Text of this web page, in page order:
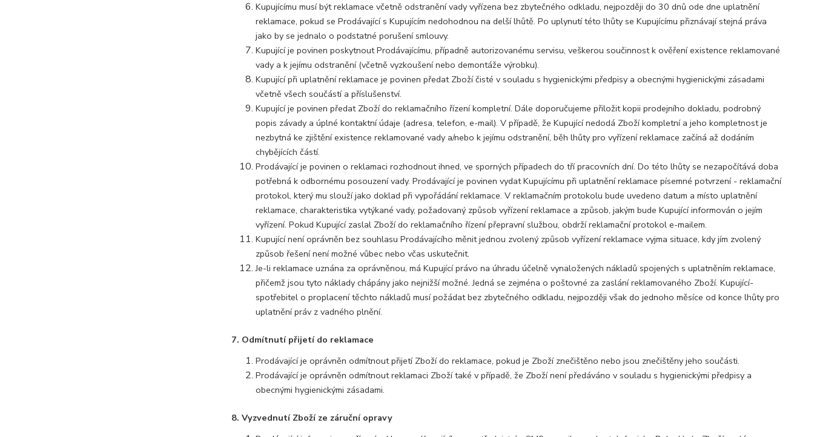
Kupujícímu musí být reklamace včetně odstranění vady vyřízena bez zbytečného odkladu, nejpozději do 30 dnů ode dne uplatnění
reklamace, pokud se Prodávající s Kupujícím nedohodnou na delší lhůtě. Po uplynutí této lhůty se Kupujícímu přiznávají stejná práva
jako by se jednalo o podstatné porušení smlouvy.
Kupující je povinen poskytnout Prodávajícímu, případně autorizovanému servisu, veškerou součinnost k ověření existence reklamované
vady a k jejímu odstranění (včetně vyzkoušení nebo demontáže výrobku).
Kupující při uplatnění reklamace je povinen předat Zboží čisté v souladu s hygienickými předpisy a obecnými hygienickými zásadami
včetně všech součástí a příslušenství.
Kupující je povinen předat Zboží do reklamačního řízení kompletní. Dále doporučujeme přiložit kopii prodejního dokladu, podrobný
popis závady a úplné kontaktní údaje (adresa, telefon, e-mail). V případě, že Kupující nedodá Zboží kompletní a jeho kompletnost je
nezbytná ke zjištění existence reklamované vady a/nebo k jejímu odstranění, běh lhůty pro vyřízení reklamace začíná až dodáním
chybějících částí.
Prodávající je povinen o reklamaci rozhodnout ihned, ve sporných případech do tří pracovních dní. Do této lhůty se nezapočítává doba
potřebná k odbornému posouzení vady. Prodávající je povinen vydat Kupujícímu při uplatnění reklamace písemné potvrzení - reklamační
protokol, který mu slouží jako doklad při vypořádání reklamace. V reklamačním protokolu bude uvedeno datum a místo uplatnění
reklamace, charakteristika vytýkané vady, požadovaný způsob vyřízení reklamace a způsob, jakým bude Kupující informován o jejím
vyřízení. Pokud Kupující zaslal Zboží do reklamačního řízení přepravní službou, obdrží reklamační protokol e-mailem.
Kupující není oprávněn bez souhlasu Prodávajícího měnit jednou zvolený způsob vyřízení reklamace vyjma situace, kdy jím zvolený
způsob řešení není možné vůbec nebo včas uskutečnit.
Je-li reklamace uznána za oprávněnou, má Kupující právo na úhradu účelně vynaložených nákladů spojených s uplatněním reklamace,
přičemž jsou tyto náklady chápány jako nejnižší možné. Jedná se zejména o poštovné za zaslání reklamovaného Zboží. Kupující-
spotřebitel o proplacení těchto nákladů musí požádat bez zbytečného odkladu, nejpozději však do jednoho měsíce od konce lhůty pro
uplatnění práv z vadného plnění.
7. Odmítnutí přijetí do reklamace
Prodávající je oprávněn odmítnout přijetí Zboží do reklamace, pokud je Zboží znečištěno nebo jsou znečištěny jeho součásti.
Prodávající je oprávněn odmítnout reklamaci Zboží také v případě, že Zboží není předáváno v souladu s hygienickými předpisy a
obecnými hygienickými zásadami.
8. Vyzvednutí Zboží ze záruční opravy